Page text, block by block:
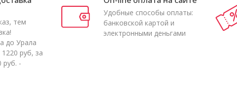
тем
до Урала
руб, за
руб. -
Удобные способы оплаты:
банковской картой и
электронными деньгами